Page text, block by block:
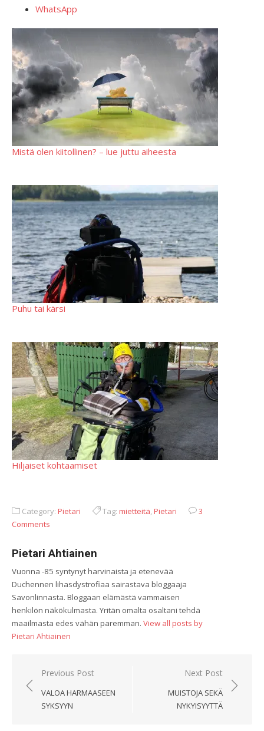
WhatsApp
Mistä olen kiitollinen? – lue juttu aiheesta
Puhu tai kärsi
Hiljaiset kohtaamiset
Category: Pietari Tag: mietteitä,Pietari
3
Comments
Pietari Ahtiainen
Vuonna -85 syntynyt harvinaista ja etenevää
Duchennen lihasdystrofiaa sairastava bloggaaja
Savonlinnasta. Bloggaan elämästä vammaisen
henkilön näkökulmasta. Yritän omalta osaltani tehdä
maailmasta edes vähän paremman. View all posts by
Pietari Ahtiainen
Artikkelien
selaus
Previous Post
VALOA HARMAASEEN
SYKSYYN
Next Post
MUISTOJA SEKÄ
NYKYISYYTTÄ